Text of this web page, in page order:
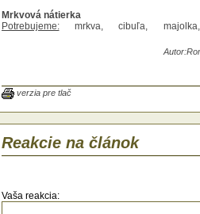
Mrkvová nátierka
Potrebujeme:mrkva, cibuľa, majolka,
Surovú mrkvu nastrúhame,
natretom maslom.
Mrkvová nátierka na chlebíčky
Potrebujeme:2 väčšie mrkvy, 1 cibuľa, 1-2
majolky, 1 PL plnotučnej horčice, 1 PL nálevu
zo zaváraných uhoriek
Príprava:Mrkvu nastrúhame na jemnom
ingredienciami. Natierame na plátky sendviča
natretého maslom. Zdobíme plátkom rajčiny a
Autor:
verzia pre tlač
Reakcie na článok
Vaša reakcia: